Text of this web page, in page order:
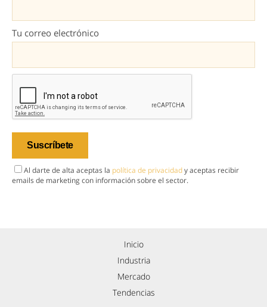
Tu correo electrónico
Al darte de alta aceptas la política de privacidady aceptas recibir
emails de marketing con información sobre el sector.
Inicio
Industria
Mercado
Tendencias